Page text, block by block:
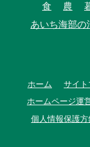
食 農
あいち海部の
ホーム サイ
ホームページ運
個人情報保護方